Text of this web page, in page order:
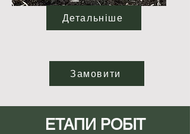
Детальніше
Замовити
ЕТАПИ РОБІТ